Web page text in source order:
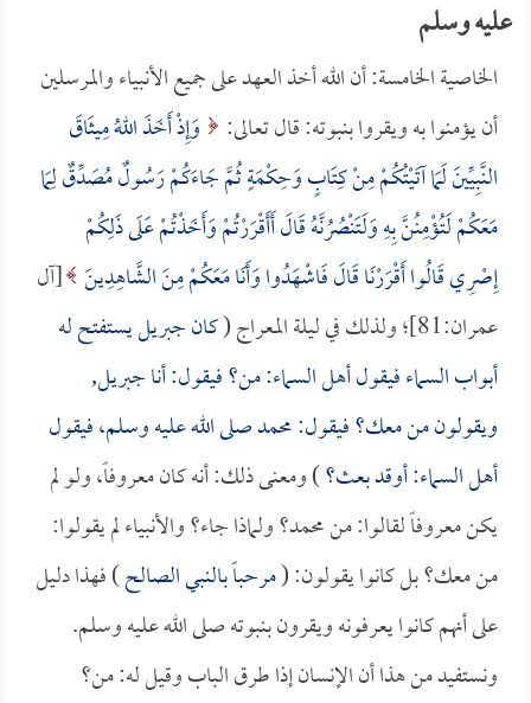
عليه وسلم
الخاصية الخامسة: أن الله أخذ العهد على جميع الأنبياء والمرسلين
أن يؤمنوا به ويقروا بنبوته: قال تعالى:
وَإِذْ أَخَذَ اللهُ مِيثَاقَ
النَّبِيِّينَ لَمَا آتَيْتُكُمْ مِنْ كِتَابٍ وَحِكْمَةٍ ثُمَّ جَاءَكُمْ رَسُولٌ مُصَدِّقٌ لِمَا
مَعَكُمْ لَتُؤْمِنُنَّ بِهِ وَلَتَنْصُرُنَّهُ قَالَ أَأَقْرَرْتُمْ وَأَخَذْتُمْ عَلَى ذَلِكُمْ
إِصْرِي قَالُوا أَقْرَرْنَا قَالَ فَاشْهَدُوا وَأَنَا مَعَكُمْ مِنَ الشَّاهِدِينَ [آل
عمران:81]؛ ولذلك في ليلة المعراج (
كان جبريل يستفتح له
أبواب السماء فيقول أهل السماء: من؟ فيقول: أنا جبريل,
ويقولون من معك؟ فيقول: محمد صلى الله عليه وسلم، فيقول
أهل السماء: أوقد بعث؟) ومعنى ذلك: أنه كان معروفاً، ولو لم
يكن معروفاً لقالوا: من محمد؟ ولماذا جاء؟ والأنبياء لم يقولوا:
من معك؟ بل كانوا يقولون: (مرحباً بالنبي الصالح) فهذا دليل
على أنهم كانوا يعرفونه ويقرون بنبوته صلى الله عليه وسلم.
ونستفيد من هذا أن الإنسان إذا طرق الباب وقيل له: من؟